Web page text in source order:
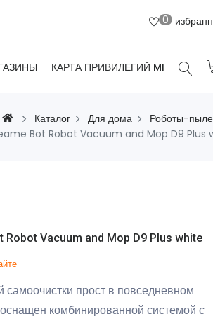
0
КАРТА ПРИВИЛЕГИЙ MI
Каталог Для дома
Роботы-
Bot Robot Vacuum and Mop D9 Plus
Vacuum and Mop D9 Plus white
прост в повседневном
комбинированной системой с